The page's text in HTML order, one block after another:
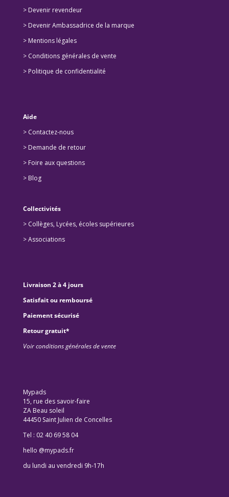
> Devenir revendeur
> Devenir Ambassadrice de la marque
> Mentions légales
> Conditions générales de vente
> Politique de confidentialité
Aide
> Contactez-nous
> Demande de retour
> Foire aux questions
> Blog
Collectivités
> Collèges, Lycées, écoles supérieures
>Associations
Livraison 2 à 4 jours
Satisfait ou remboursé
Paiement sécurisé
Retour gratuit*
Voir conditions générales de vente
Mypads
15, rue des savoir-faire
ZA Beau soleil
44450 Saint Julien de Concelles
Tel : 02 40 69 58 04
hello @mypads.fr
du lundi au vendredi 9h-17h